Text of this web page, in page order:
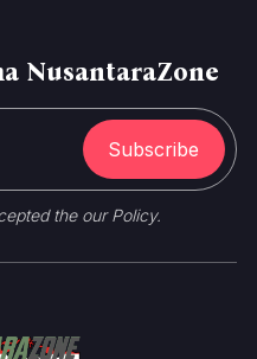
NusantaraZone
the our Policy.
Subscribe